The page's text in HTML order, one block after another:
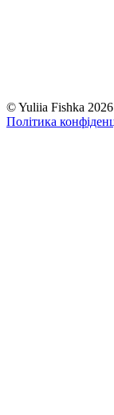
©Yuliia Fishka 2026
Політика